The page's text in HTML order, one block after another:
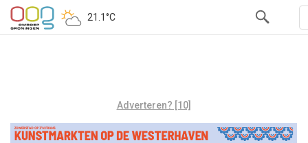
21.1°C
Adverteren? [10]